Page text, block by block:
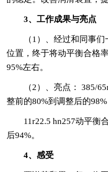
3、工作成果与亮点
（1）、经过和同事们
位置，终于将动平衡合格
95%左右。
（2）、亮点： 385/
整前的80%到调整后的98%
11r22.5 hn257动平衡
后94%。
4、感受